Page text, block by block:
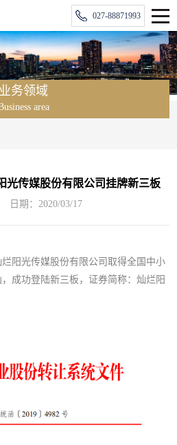
027-88871993
业务领域
area
光传媒股份有限公司挂牌新三板
日期：2020/03/17
烂阳光传媒股份有限公司取得全国中小
成功登陆新三板，证券简称：灿烂阳